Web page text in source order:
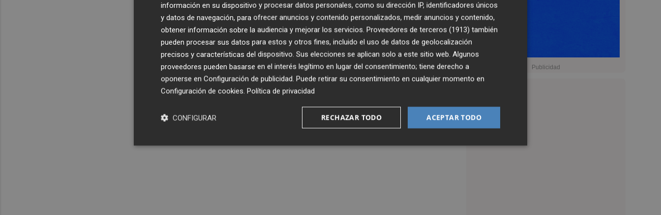
información en su dispositivo y procesar datos personales, como su dirección IP, identificadores únicos
y datos de navegación, para ofrecer anuncios y contenido personalizados, medir anuncios y contenido,
obtener información sobre la audiencia y mejorar los servicios. Proveedores de terceros (1913) también
pueden procesar sus datos para estos y otros fines, incluido el uso de datos de geolocalización
precisos y características del dispositivo. Sus elecciones se aplican solo a este sitio web. Algunos
proveedores pueden basarse en el interés legítimo en lugar del consentimiento; tiene derecho a
oponerse en Configuración de publicidad. Puede retirar su consentimiento en cualquier momento en
Configuración de cookies. Política de privacidad
ACEPTAR TODO
RECHAZAR TODO
CONFIGURAR